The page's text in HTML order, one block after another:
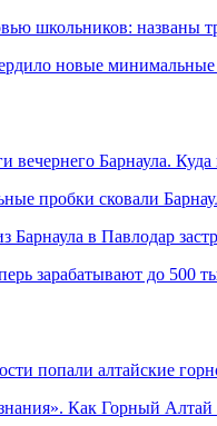
школьников: названы
новые
вечернего Барнаула. Куда
пробки сковали
Барнаула в Павлодар
зарабатывают до 500
попали алтайские
Как Горный Алтай